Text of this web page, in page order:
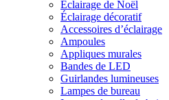
Éclairage de Noël
Éclairage décoratif
Accessoires d’éclairage
Ampoules
Appliques murales
Bandes de LED
Guirlandes lumineuses
Lampes de bureau